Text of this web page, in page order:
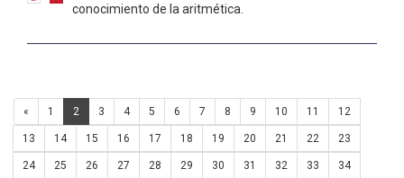
conocimiento de la aritmética.
« 1 2 3 4 5 6 7 8 9 10 11 12
13 14 15 16 17 18 19 20 21 22 23
24 25 26 27 28 29 30 31 32 33 34